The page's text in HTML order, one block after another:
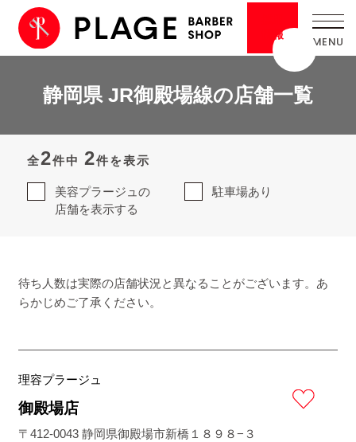
情報
静岡県 JR御殿場線の店舗一覧
全2件中 2件を表示
美容プラージュの
店舗を表示する
駐車場あり
待ち人数は実際の店舗状況と異なることがございます。あ
らかじめご了承ください。
理容プラージュ
御殿場店
〒412-0043 静岡県御殿場市新橋１８９８−３